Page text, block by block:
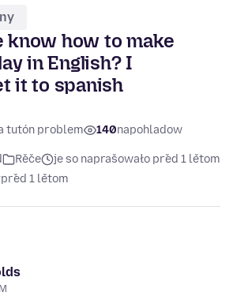
know how to make
in English? I
it to spanish
tutón problem 140napohladow
Rěče
je so naprašowało před 1 lětom
před 1 lětom